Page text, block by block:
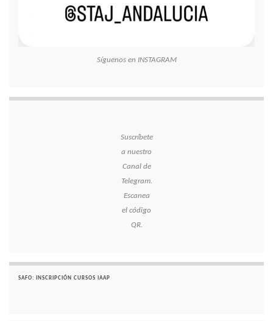
Síguenos en INSTAGRAM
Suscríbete
a nuestro
Canal de
Telegram.
Escanea
el código
QR.
SAFO: INSCRIPCIÓN CURSOS IAAP